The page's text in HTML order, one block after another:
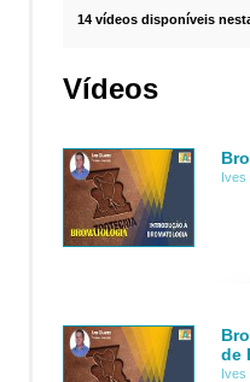
14 vídeos disponíveis
Vídeos
Ives
de
Ives